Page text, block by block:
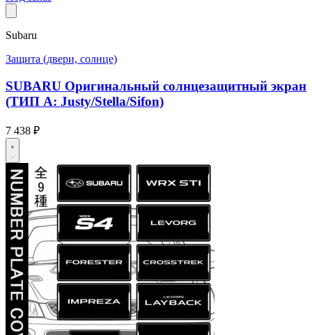
Subaru
Защита (двери, солнце)
SUBARU Оригинальный солнцезащитный экран
(ТИП A: Justy/Stella/Sifon)
7 438 ₽